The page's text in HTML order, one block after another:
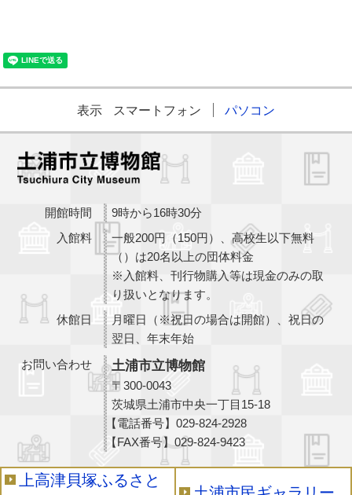
表示 スマートフォン パソコン
開館時間
9時から16時30分
入館料
一般200円（150円）、高校生以下無料
（）は20名以上の団体料金
※入館料、刊行物購入等は現金のみの取
り扱いとなります。
休館日
月曜日（※祝日の場合は開館）、祝日の
翌日、年末年始
お問い合わせ
土浦市立博物館
〒300-0043
茨城県土浦市中央一丁目15-18
【電話番号】029-824-2928
【FAX番号】029-824-9423
上高津貝塚ふるさと